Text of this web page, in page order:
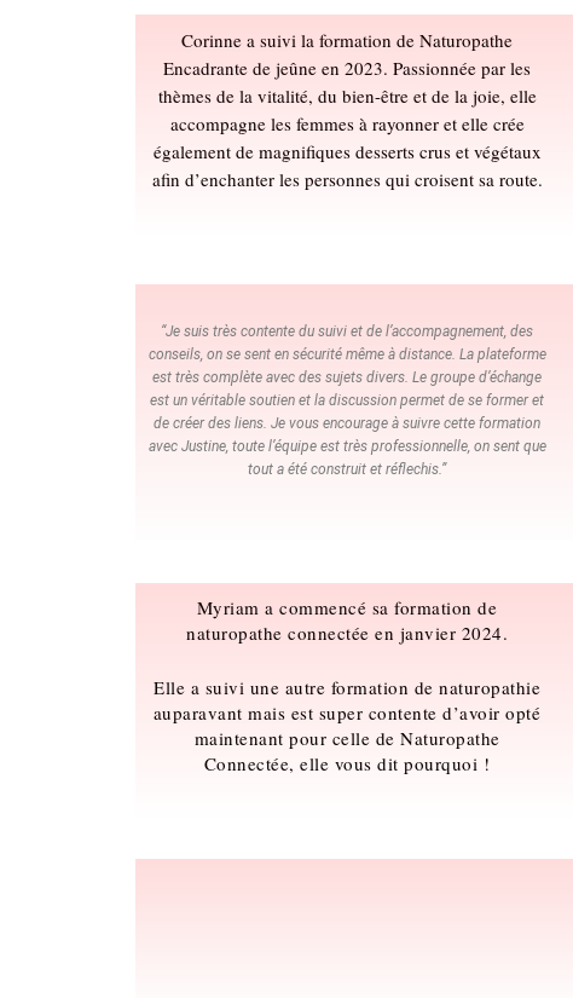
Corinne a suivi la formation de Naturopathe
Encadrante de jeûne en 2023. Passionnée par les
thèmes de la vitalité, du bien-être et de la joie, elle
accompagne les femmes à rayonner et elle crée
également de magnifiques desserts crus et végétaux
afin d’enchanter les personnes qui croisent sa route.
“Je suis très contente du suivi et de l’accompagnement, des
conseils, on se sent en sécurité même à distance. La plateforme
est très complète avec des sujets divers. Le groupe d’échange
est un véritable soutien et la discussion permet de se former et
de créer des liens. Je vous encourage à suivre cette formation
avec Justine, toute l’équipe est très professionnelle, on sent que
tout a été construit et réflechis.”
Myriam a commencé sa formation de
naturopathe connectée en janvier 2024.
Elle a suivi une autre formation de naturopathie
auparavant mais est super contente d’avoir opté
maintenant pour celle de Naturopathe
Connectée, elle vous dit pourquoi !